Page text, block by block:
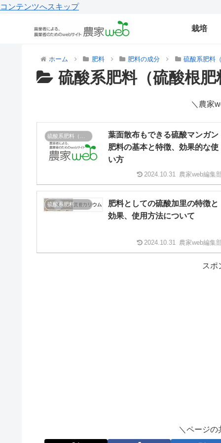
コンテンツへスキップ
栽培
ホーム 肥料 肥料の成分 硫酸系肥料
硫酸系肥料（硫酸根肥
＼農家
葉面散布もできる硫酸マンガン
肥料の基本と特徴、効果的な使
い方
2024.10.31 農家web編集
硫酸系肥料（硫酸根肥料）
肥料としての硫酸加里の特徴と
効果、使用方法について
2024.10.31 農家web編集
スポ
＼ページの